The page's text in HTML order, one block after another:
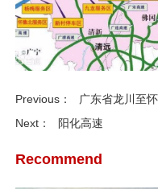
Previous：
广东省龙川至
Next：
阳化高速
Recommend